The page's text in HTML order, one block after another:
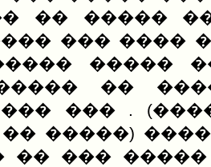
��
��� ����
�� �����
������� ��
�����) .
����
��� �����